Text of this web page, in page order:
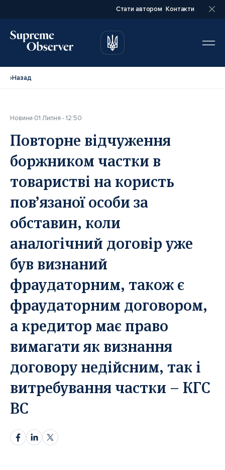
Стати автором Контакти
Повне ім’я*
Email*
Ваша посада*
Прікріпіть статтю*
Перетягніть документ або
Надіслати статтю
нашою Політикою конфіденційнсті.
Назад
Новини 01 Липня - 12:50
Повторне відчуження
боржником частки в
товаристві на користь
пов’язаної особи за
обставин, коли
аналогічний договір уже
був визнаний
фраудаторним, також є
фраудаторним договором,
а кредитор має право
вимагати як визнання
договору недійсним, так і
витребування частки – КГС
ВС
Повне ім’я*
Email*
Ваша посада*
Прікріпіть статтю*
Перетягніть документ або
Надіслати статтю
нашою Політикою конфіденційнсті.